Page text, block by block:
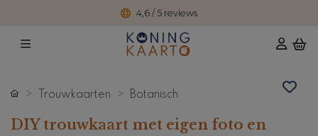
4,6 / 5 reviews
Trouwkaarten Botanisch
DIY trouwkaart met eigen foto en